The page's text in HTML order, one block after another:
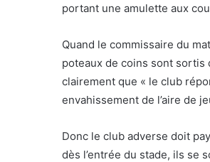
portant une amulette aux
Quand le commissaire du
poteaux de coins sont sortis
clairement que « le club
envahissement de l’aire de
Donc le club adverse doit
dès l’entrée du stade, ils se